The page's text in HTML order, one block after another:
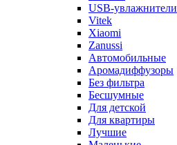
USB-увлажнители
Vitek
Xiaomi
Zanussi
Автомобильные
Аромадиффузоры
Без фильтра
Бесшумные
Для детской
Для квартиры
Лучшие